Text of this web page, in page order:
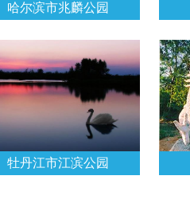
哈尔滨市兆麟公园
牡丹江市江滨公园